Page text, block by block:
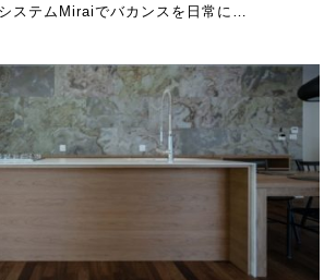
ステムMiraiでバカンスを日常に…